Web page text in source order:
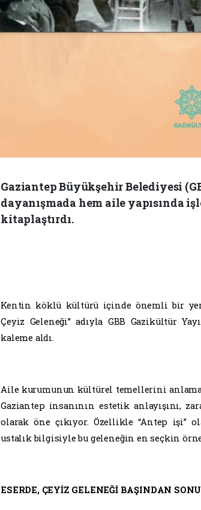
Gaziantep Büyükşehir Belediyesi
dayanışmada hem aile yapısında
kitaplaştırdı.
Kentin köklü kültürü içinde önemli bir
Çeyiz Geleneği” adıyla GBB Gazikültür
kaleme aldı.
Aile kurumunun kültürel temellerini anlamak
Gaziantep insanının estetik anlayışını,
olarak öne çıkıyor. Özellikle “Antep işi”
ustalık bilgisiyle bu geleneğin en seçkin
ESERDE, ÇEYİZ GELENEĞİ BAŞINDAN